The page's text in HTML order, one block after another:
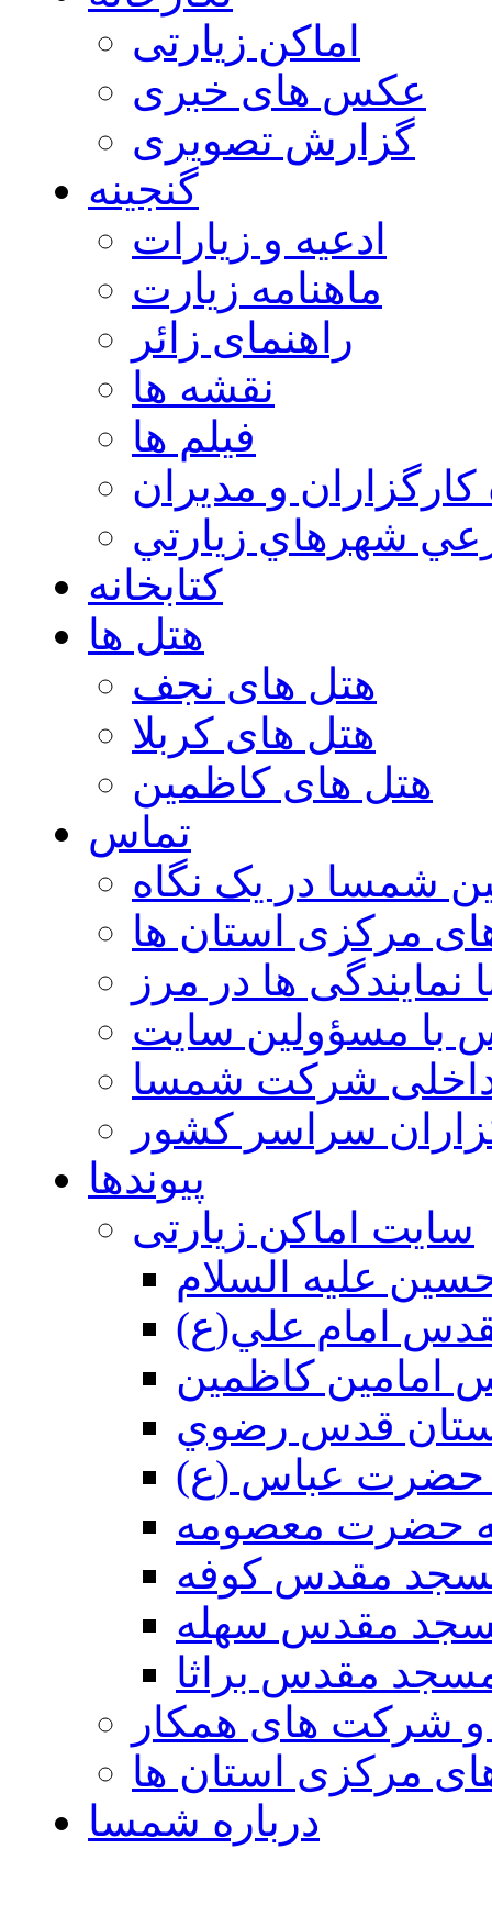
اماکن زیارتی
عکس های خبری
گزارش تصویری
گنجینه
ادعیه و زیارات
ماهنامه زیارت
راهنمای زائر
نقشه ها
فیلم ها
كارگزاران و مديران
شهرهاي زيارتي
کتابخانه
هتل ها
هتل های نجف
هتل های کربلا
هتل های کاظمین
تماس
شمسا در یک نگاه
مرکزی استان ها
نمایندگی ها در مرز
با مسؤولین سایت
شرکت شمسا
سراسر کشور
پیوندها
سایت اماکن زیارتی
عليه السلام
امام علي(ع)
امامين كاظمين
قدس رضوي
حضرت عباس (ع)
حضرت معصومه
مقدس كوفه
مقدس سهله
مقدس براثا
و شرکت های همکار
مرکزی استان ها
درباره شمسا